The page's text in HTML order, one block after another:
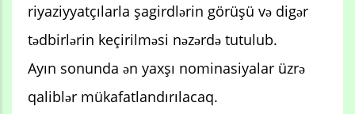
riyaziyyatçılarla şagirdlərin görüşü və digər
tədbirlərin keçirilməsi nəzərdə tutulub.
Ayın sonunda ən yaxşı nominasiyalar üzrə
qaliblər mükafatlandırılacaq.